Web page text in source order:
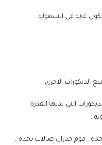
غاية في السهولة .
الديكورات الاخرى .
التي لديها القدرة
.
, فوم جدران صالات بجدة ,